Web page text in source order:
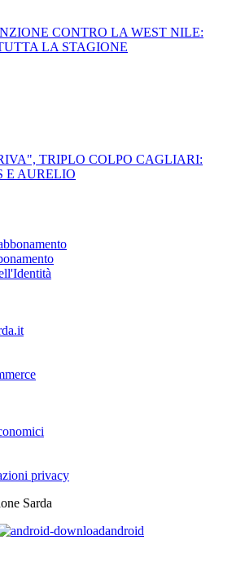
CONTRO LA WEST NILE:
LA STAGIONE
TRIPLO COLPO CAGLIARI:
E AURELIO
privacy
Sarda
android